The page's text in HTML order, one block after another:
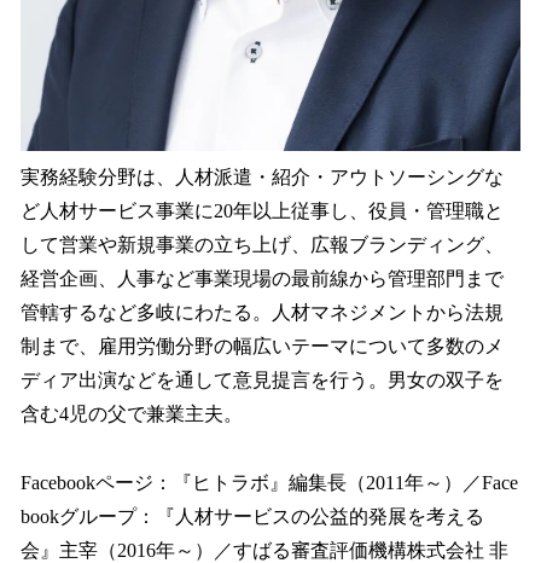
実務経験分野は、人材派遣・紹介・アウトソーシングな
ど人材サービス事業に20年以上従事し、役員・管理職と
して営業や新規事業の立ち上げ、広報ブランディング、
経営企画、人事など事業現場の最前線から管理部門まで
管轄するなど多岐にわたる。人材マネジメントから法規
制まで、雇用労働分野の幅広いテーマについて多数のメ
ディア出演などを通して意見提言を行う。男女の双子を
含む4児の父で兼業主夫。
Facebookページ：『ヒトラボ』編集長（2011年～）／Face
bookグループ：『人材サービスの公益的発展を考える
会』主宰（2016年～）／すばる審査評価機構株式会社 非